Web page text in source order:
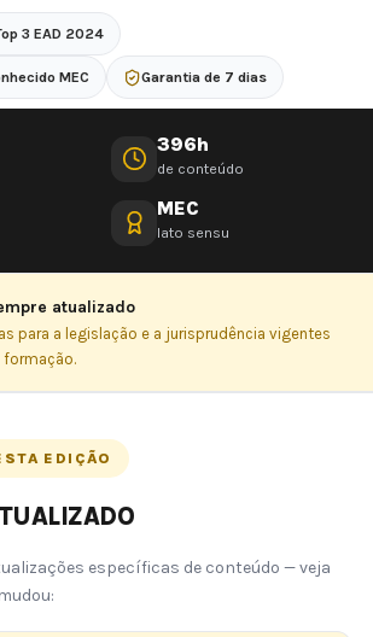
3 EAD 2024
MEC Garantia de 7 dias
396h
de conteúdo
MEC
lato sensu
atualizado
para a legislação e a jurisprudência vigentes
formação.
EDIÇÃO
específicas de conteúdo — veja